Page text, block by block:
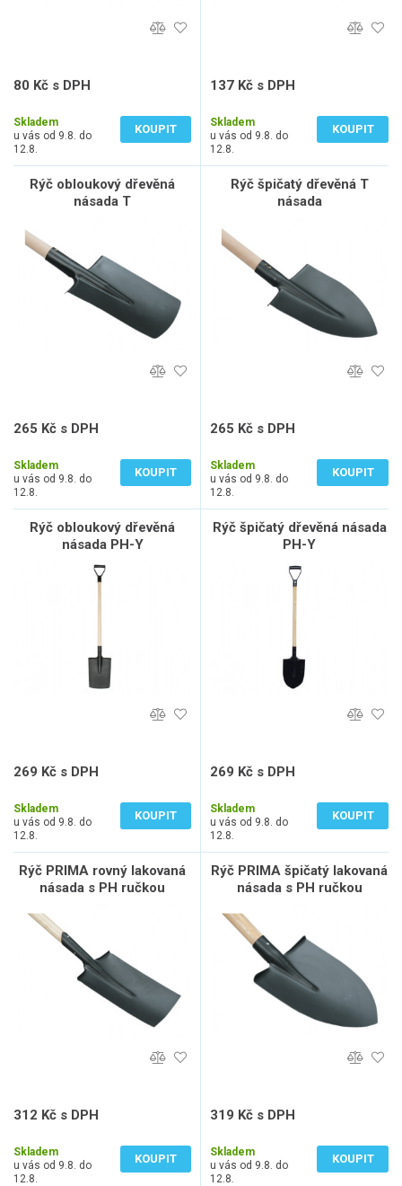
80 Kč s DPH
Skladem
u vás od 9.8. do
12.8.
KOUPIT
137 Kč s DPH
Skladem
u vás od 9.8. do
12.8.
KOUPIT
Rýč obloukový dřevěná
násada T
265 Kč s DPH
Skladem
u vás od 9.8. do
12.8.
KOUPIT
Rýč špičatý dřevěná T
násada
265 Kč s DPH
Skladem
u vás od 9.8. do
12.8.
KOUPIT
Rýč obloukový dřevěná
násada PH-Y
269 Kč s DPH
Skladem
u vás od 9.8. do
12.8.
KOUPIT
Rýč špičatý dřevěná násada
PH-Y
269 Kč s DPH
Skladem
u vás od 9.8. do
12.8.
KOUPIT
Rýč PRIMA rovný lakovaná
násada s PH ručkou
312 Kč s DPH
Skladem
u vás od 9.8. do
12.8.
KOUPIT
Rýč PRIMA špičatý lakovaná
násada s PH ručkou
319 Kč s DPH
Skladem
u vás od 9.8. do
12.8.
KOUPIT